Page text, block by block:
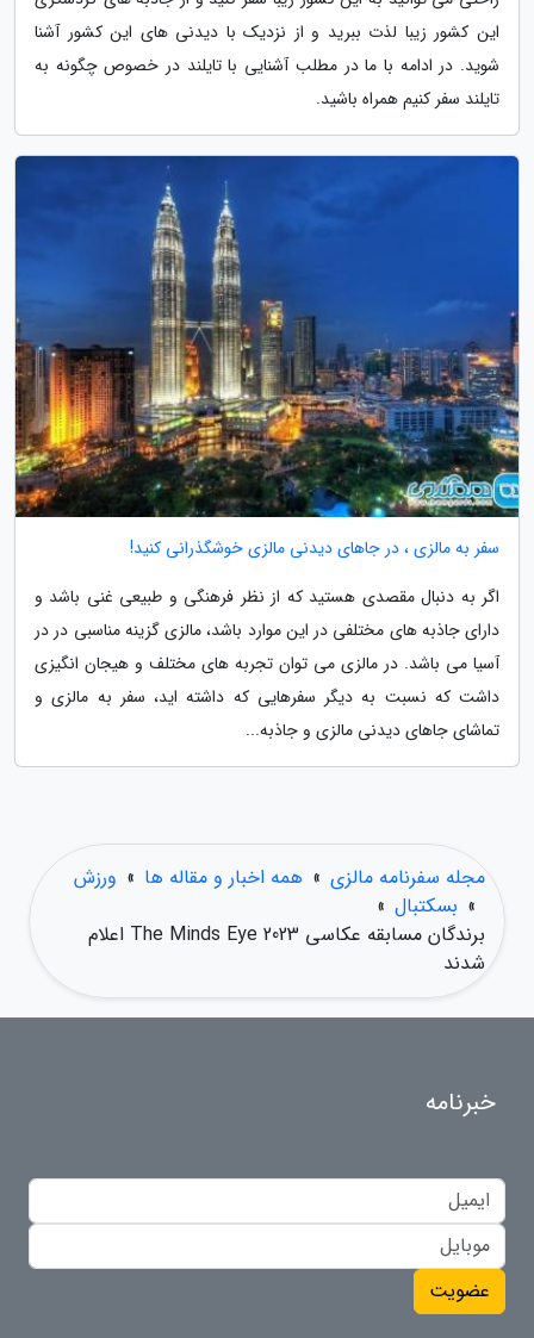
این کشور زیبا لذت ببرید و از نزدیک با دیدنی های این کشور آشنا
شوید. در ادامه با ما در مطلب آشنایی با تایلند در خصوص چگونه به
تایلند سفر کنیم همراه باشید.
سفر به مالزی ، در جاهای دیدنی مالزی خوشگذرانی کنید!
اگر به دنبال مقصدی هستید که از نظر فرهنگی و طبیعی غنی باشد و
دارای جاذبه های مختلفی در این موارد باشد، مالزی گزینه مناسبی در در
آسیا می باشد. در مالزی می توان تجربه های مختلف و هیجان انگیزی
داشت که نسبت به دیگر سفرهایی که داشته اید، سفر به مالزی و
تماشای جاهای دیدنی مالزی و جاذبه...
مجله سفرنامه مالزی » همه اخبار و مقاله ها » ورزش
» بسکتبال »
برندگان مسابقه عکاسی The Minds Eye 2023 اعلام
شدند
خبرنامه
عضویت